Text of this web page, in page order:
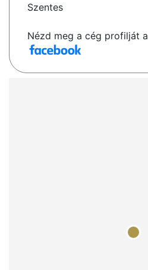
Szentes
Nézd meg a cég profilját a